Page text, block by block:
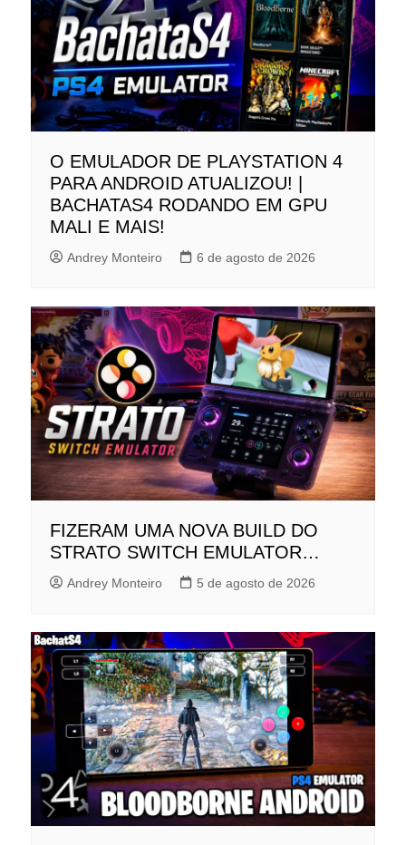
O EMULADOR DE PLAYSTATION 4
PARA ANDROID ATUALIZOU! |
BACHATAS4 RODANDO EM GPU
MALI E MAIS!
Andrey Monteiro 6 de agosto de 2026
FIZERAM UMA NOVA BUILD DO
STRATO SWITCH EMULATOR…
Andrey Monteiro 5 de agosto de 2026